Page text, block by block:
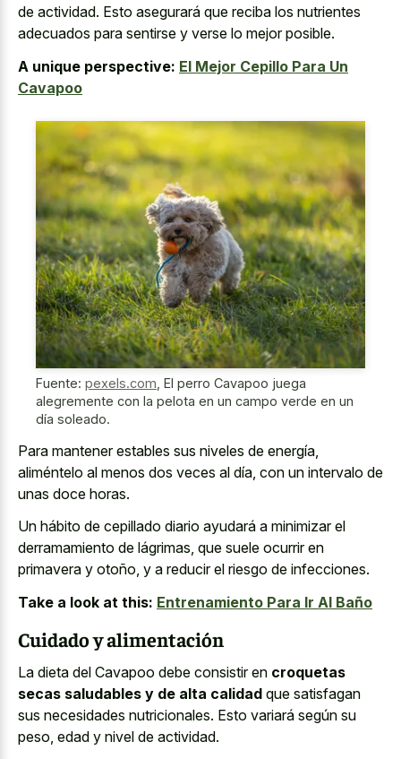
de actividad. Esto asegurará que reciba los nutrientes
adecuados para sentirse y verse lo mejor posible.
A unique perspective: El Mejor Cepillo Para Un
Cavapoo
Fuente: pexels.com El perro Cavapoo juega
alegremente con la pelota en un campo verde en un
día soleado.
Para mantener estables sus niveles de energía,
aliméntelo al menos dos veces al día, con un intervalo de
unas doce horas.
Un hábito de cepillado diario ayudará a minimizar el
derramamiento de lágrimas, que suele ocurrir en
primavera y otoño, y a reducir el riesgo de infecciones.
Take a look at this: Entrenamiento Para Ir Al Baño
Cuidado y alimentación
La dieta del Cavapoo debe consistir en croquetas
secas saludables y de alta calidad que satisfagan
sus necesidades nutricionales. Esto variará según su
peso, edad y nivel de actividad.